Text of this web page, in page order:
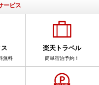
ービス
無料
楽天トラベル
簡単宿泊予約！